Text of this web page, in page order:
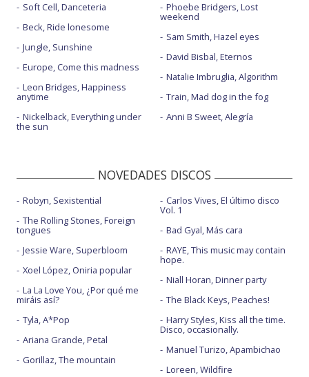
Soft Cell, Danceteria
Beck, Ride lonesome
Jungle, Sunshine
Europe, Come this madness
Leon Bridges, Happiness
anytime
Nickelback, Everything under
the sun
Phoebe Bridgers, Lost
weekend
Sam Smith, Hazel eyes
David Bisbal, Eternos
Natalie Imbruglia, Algorithm
Train, Mad dog in the fog
Anni B Sweet, Alegría
NOVEDADES DISCOS
Robyn, Sexistential
The Rolling Stones, Foreign
tongues
Jessie Ware, Superbloom
Xoel López, Oniria popular
La La Love You, ¿Por qué me
miráis así?
Tyla, A*Pop
Ariana Grande, Petal
Gorillaz, The mountain
Carlos Vives, El último disco
Vol. 1
Bad Gyal, Más cara
RAYE, This music may contain
hope.
Niall Horan, Dinner party
The Black Keys, Peaches!
Harry Styles, Kiss all the time.
Disco, occasionally.
Manuel Turizo, Apambichao
Loreen, Wildfire